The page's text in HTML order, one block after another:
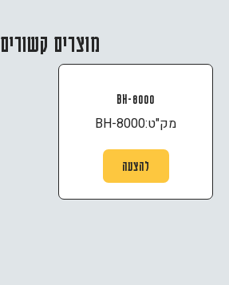
מוצרים קשורים
BH-8000
מק"ט:BH-8000
להצעה